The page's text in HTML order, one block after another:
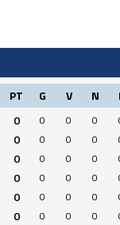
PT G V N
0 0 0 0
0 0 0 0
0 0 0 0
0 0 0 0
0 0 0 0
0 0 0 0